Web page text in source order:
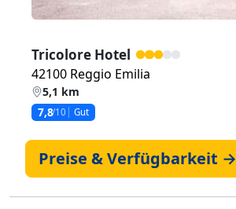
Tricolore Hotel
42100 Reggio Emilia
5,1 km
7,8/10 Gut
Preise & Verfügbarkeit →